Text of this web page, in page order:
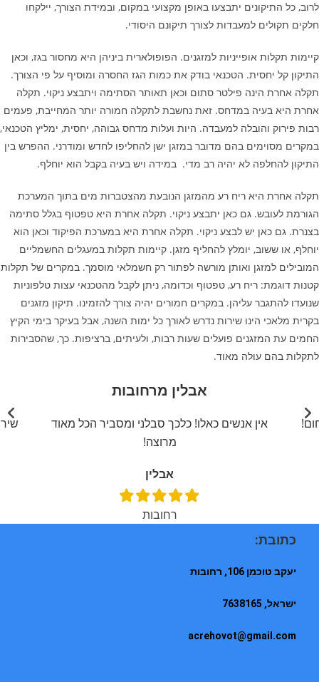
לרוב, כל התיקונים יתבצעו באופן מקצועי במקום, ובמידת הצורך, יילקחו
חלקים תקולים למעבדות לצורך תיקונם היסודי.
קיימות תקלות אופייניות למזגנים. הפופולארית ביניהן היא מחסור בגז, וכאן
התיקון קל יחסית. הטכנאי בודק את כמות הגז החסרה ומוסיף על פי הצורך.
תקלה אחרת הינה פילטר סתום וכאן תאותר הסתימה ויתבצע ניקוי. תקלה
אחרת היא בעיה במדחס. זאת נחשבת לתקלה חמורה יותר המחייבת, פעמים
רבות פירוק והובלה למעבדה. היות ועלות מדחס גבוהה, יחסית, ימליץ הטכנאי,
במקרים מסוימים בהם מדובר במזגן ישן להחליפו לחדש ומודרני. ההפרש בין
התיקון להחלפה לא יהיה רב מדי. במידה ויש בעיה בקבל הוא יוחלף.
תקלה אחרת היא ריח רע מהמזגן הנובעת מהצטברות מים בתוך המערכת
הגורמת לעובש. גם כאן יתבצע ניקוי. תקלה אחרת היא טפטוף בגלל סתימה
בצנרת. גם כאן יש לבצע ניקוי. תקלה אחרת היא במערכת הפיקוד וכאן הוא
יוחלף, או ששוב, יומלץ להחליף מזגן. קיימות תקלות במעגלים החשמליים
המובילים למזגן ואותן מורשה לפתור רק חשמלאי מוסמך. במקרים של תקלות
קטנות דוגמת: ריח רע, טפטוף וכדומה, ניתן לקבל מהטכנאי עצות טלפוניות
שנועדו להתגבר עליהן. במקרים חמורים יהיה צורך להזמינו. תיקון מזגנים
בקרית מלאכי הינו שירות נדרש לאורך כל ימות השנה, אבל בעיקר בימי הקיץ
החמים עת המזגנים פועלים שעות רבות, ולעיתים, ברציפות. כך, שהסבירות
לתקלות בהם עולה מאוד.
אבלין מרחובות
אין אנשים כאלו! כלכך סבלני ומסביר הכל מאוד
מרוצה!
אבלין
רחובות
כתובת:
יעקב טוכמן 106, רחובות
ישראל, 7638165
acrehovot@gmail.com